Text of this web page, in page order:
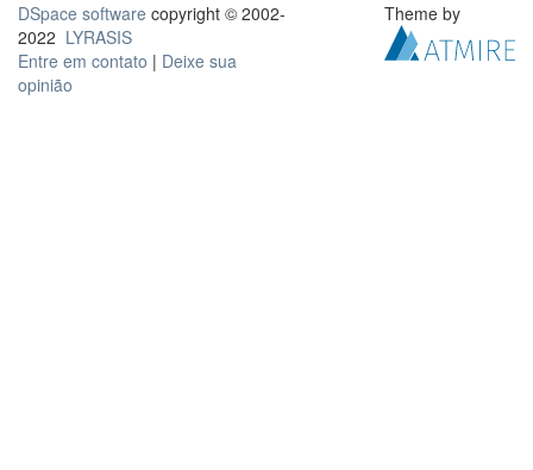
DSpace software copyright © 2002-
2022 LYRASIS
Entre em contato | Deixe sua
opinião
Theme by